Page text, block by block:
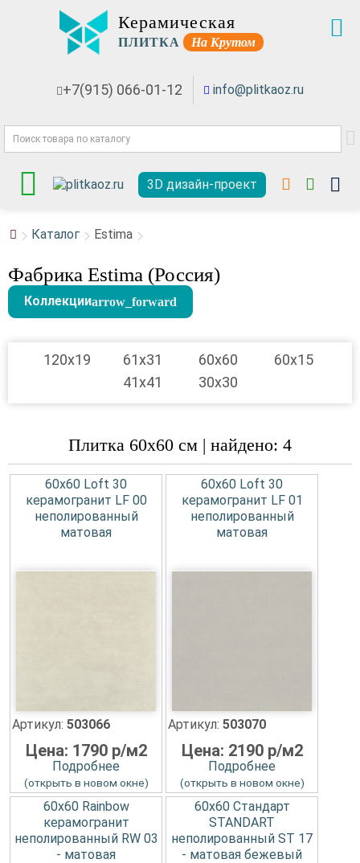
Керамическая
ПЛИТКА На Крутом
+7(915) 066-01-12 info@plitkaoz.ru
3D дизайн-проект
Каталог Estima
Фабрика Estima (Россия)
Коллекции
120x19 61x31 60x60
60x15
41x41
30x30
Плитка 60x60 см | найдено: 4
60x60 Loft 30
керамогранит LF 00
неполированный
матовая
Артикул: 503066
Цена: 1790 р/м2
Подробнее
(открыть в новом окне)
60x60 Loft 30
керамогранит LF 01
неполированный
матовая
Артикул: 503070
Цена: 2190 р/м2
Подробнее
(открыть в новом окне)
60x60 Rainbow
керамогранит
неполированный RW 03
- матовая
60x60 Стандарт
STANDART
неполированный ST 17
- матовая бежевый